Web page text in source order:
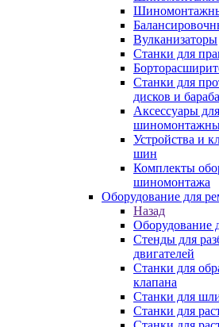
Вулканизаторы
Станки для
Станки для
дисков и
Аксессуары
Устройства и
шин
Комплекты
шиномонтажа
Оборудование для
Назад
Оборудование
Стенды для
двигателей
Станки для
клапана
Станки для
Станки для